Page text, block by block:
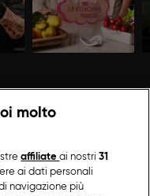
molto
affiliateai nostri31
ai dati personali
navigazione più